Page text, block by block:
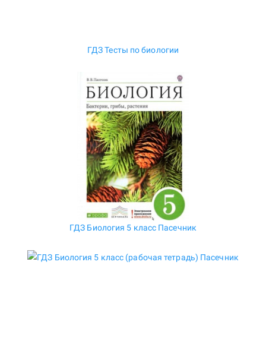
ГДЗ Тесты по биологии
ГДЗ Биология 5 класс Пасечник